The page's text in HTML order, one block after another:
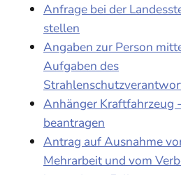
Anfrage bei der
stellen
Angaben zur Person
Aufgaben des
Anhänger Kraftfahrzeug
beantragen
Antrag auf Ausnahme
Mehrarbeit und vom